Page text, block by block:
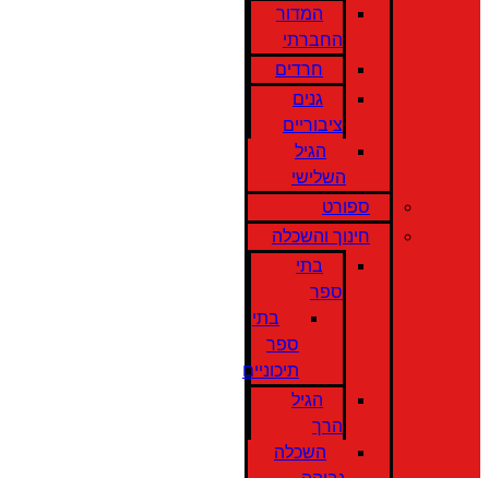
המדור
החברתי
חרדים
גנים
ציבוריים
הגיל
השלישי
ספורט
חינוך והשכלה
בתי
ספר
בתי
ספר
תיכוניים
הגיל
הרך
השכלה